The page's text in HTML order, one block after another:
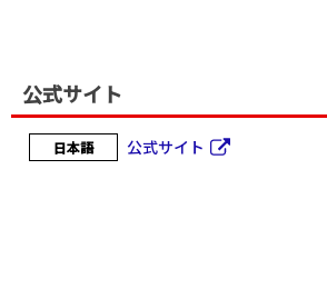
公式サイト
日本語 公式サイト